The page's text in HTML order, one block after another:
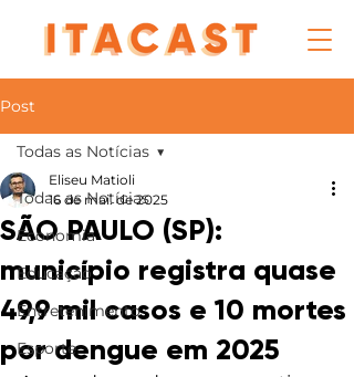
Post
Todas as Notícias
Economia
Educação
Entretenimento
Esporte
Todas as Notícias
SÃO PAULO (SP):
município registra quase
49,9 mil casos e 10 mortes
por dengue em 2025
Eliseu Matioli
16 de mai. de 2025